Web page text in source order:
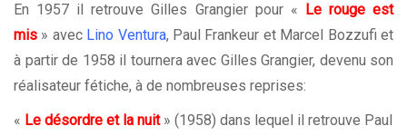
En 1957 il retrouve Gilles Grangier pour «
Le rouge est
mis » avec Lino Ventura, Paul Frankeur et Marcel Bozzufi et
à partir de 1958 il tournera avec Gilles Grangier, devenu son
réalisateur fétiche, à de nombreuses reprises:
« Le désordre et la nuit» (1958) dans lequel il retrouve Paul